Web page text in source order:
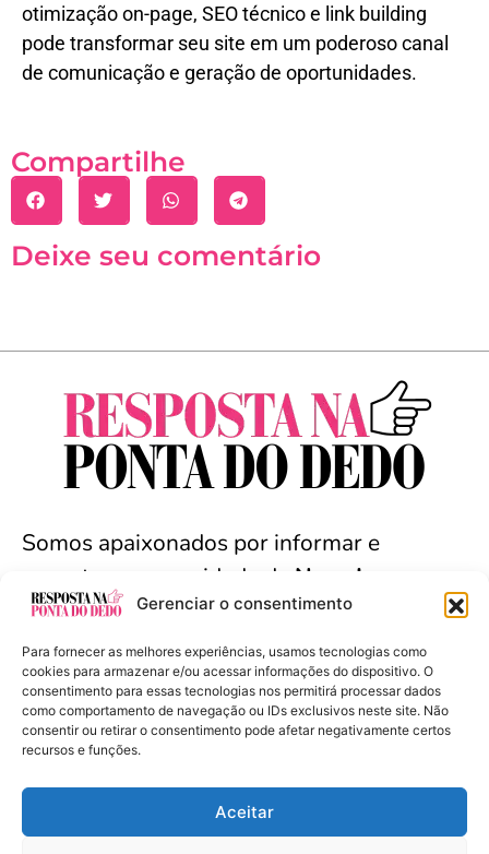
Gerenciar o consentimento
Para fornecer as melhores experiências, usamos tecnologias como
cookies para armazenar e/ou acessar informações do dispositivo. O
consentimento para essas tecnologias nos permitirá processar dados
como comportamento de navegação ou IDs exclusivos neste site. Não
consentir ou retirar o consentimento pode afetar negativamente certos
recursos e funções.
Aceitar
otimização on-page, SEO técnico e link building
pode transformar seu site em um poderoso canal
de comunicação e geração de oportunidades.
Compartilhe
Deixe seu comentário
Somos apaixonados por informar e
conectar a comunidade de Nova Iguaçu
arredores. Seja bem-vindo(a).
Resposta na Ponta do Dedo - Copyright ©
2024 Todos os Direitos Reservados